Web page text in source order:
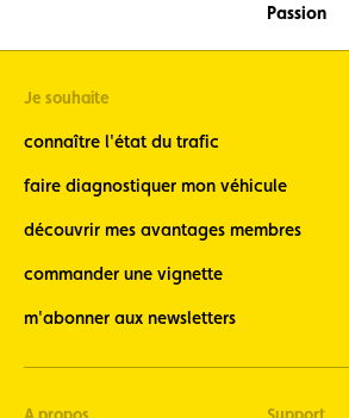
Je souhaite
connaître l'état du trafic
faire diagnostiquer mon véhicule
découvrir mes avantages membres
commander une vignette
m'abonner aux newsletters